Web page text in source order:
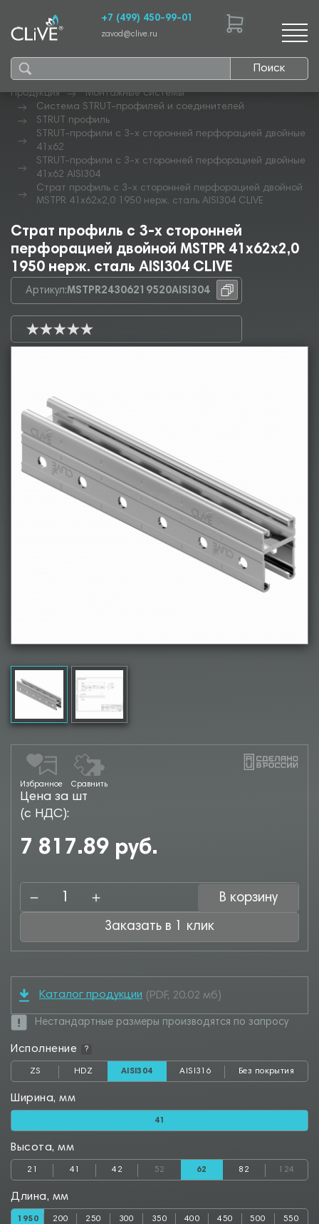
Поиск
+7 (499) 450-99-01
zavod@clive.ru
Продукция
Монтажные системы
Система STRUT-профилей и соединителей
STRUT профиль
STRUT-профили с 3-х сторонней перфорацией двойные
41х62
STRUT-профили с 3-х сторонней перфорацией двойные
41х62 AISI304
Страт профиль с 3-х сторонней перфорацией двойной
MSTPR 41х62х2,0 1950 нерж. сталь AISI304 CLIVE
Страт профиль с 3-х сторонней
перфорацией двойной MSTPR 41х62х2,0
1950 нерж. сталь AISI304 CLIVE
Артикул:MSTPR24306219520AISI304
Избранное Сравнить
Цена за шт
(с НДС):
7 817.89 руб.
В корзину
Заказать в 1 клик
Каталог продукции (PDF, 20.02 мб)
Нестандартные размеры производятся по запросу
Исполнение ?
ZS HDZ AISI304 AISI316 Без покрытия
Ширина, мм
41
Высота, мм
21 41 42 52 62 82 124
Длина, мм
1950 200 250 300 350 400 450 500 550